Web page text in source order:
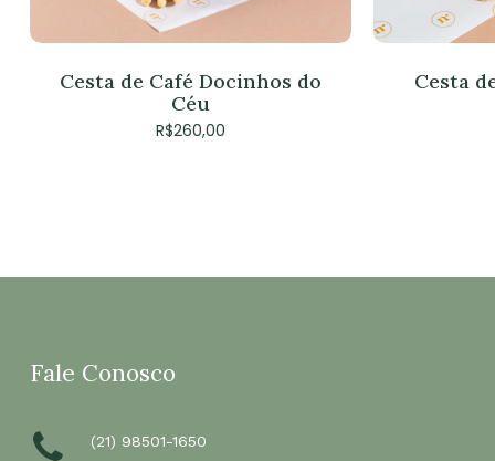
Cesta de Café Docinhos do
Céu
R$260,00
Cesta
Fale Conosco
(21) 98501-1650